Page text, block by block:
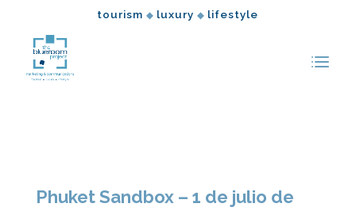
tourism ◆ luxury ◆ lifestyle
Phuket Sandbox – 1 de julio de